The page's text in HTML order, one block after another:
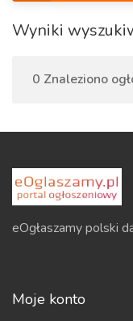
Wyniki
0 Znaleziono
eOgłaszamy polski
Moje konto